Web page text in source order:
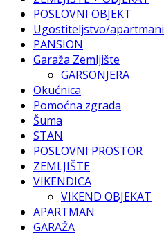
POSLOVNI OBJEKT
Ugostiteljstvo/apartmani
PANSION
Garaža Zemljište
GARSONJERA
Okućnica
Pomoćna zgrada
Šuma
STAN
POSLOVNI PROSTOR
ZEMLJIŠTE
VIKENDICA
VIKEND OBJEKAT
APARTMAN
GARAŽA